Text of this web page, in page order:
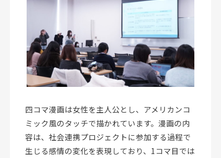
四コマ漫画は女性を主人公とし、アメリカンコ
ミック風のタッチで描かれています。漫画の内
容は、社会連携プロジェクトに参加する過程で
生じる感情の変化を表現しており、1コマ目では